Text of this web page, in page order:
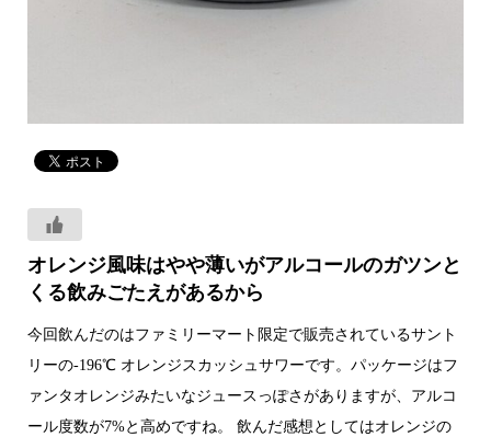
オレンジ風味はやや薄いがアルコールのガツンと
くる飲みごたえがあるから
今回飲んだのはファミリーマート限定で販売されているサント
リーの-196℃ オレンジスカッシュサワーです。パッケージはフ
ァンタオレンジみたいなジュースっぽさがありますが、アルコ
ール度数が7%と高めですね。 飲んだ感想としてはオレンジの